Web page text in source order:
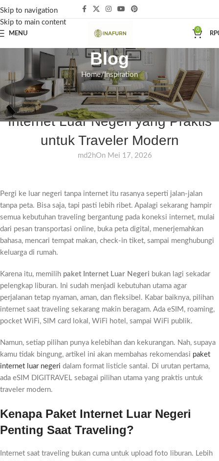
Skip to navigation
Skip to main content
MENU
0
RP
Blog
Home Inspiration
INSPIRATION
7 Rekomendasi Terbaik Paket
Internet Luar Negeri yang Praktis
untuk Traveler Modern
md2hOn Mei 17, 2026
Pergi ke luar negeri tanpa internet itu rasanya seperti jalan-jalan
tanpa peta. Bisa saja, tapi pasti lebih ribet. Apalagi sekarang hampir
semua kebutuhan traveling bergantung pada koneksi internet, mulai
dari pesan transportasi online, buka peta digital, menerjemahkan
bahasa, mencari tempat makan, check-in tiket, sampai menghubungi
keluarga di rumah.
Karena itu, memilih paket Internet Luar Negeri bukan lagi sekadar
pelengkap liburan. Ini sudah menjadi kebutuhan utama agar
perjalanan tetap nyaman, aman, dan fleksibel. Kabar baiknya, pilihan
internet saat traveling sekarang makin beragam. Ada eSIM, roaming,
pocket WiFi, SIM card lokal, WiFi hotel, sampai WiFi publik.
Namun, setiap pilihan punya kelebihan dan kekurangan. Nah, supaya
kamu tidak bingung, artikel ini akan membahas rekomendasi paket
internet luar negeri dalam format listicle santai. Di urutan pertama,
ada eSIM DIGITRAVEL sebagai pilihan utama yang praktis untuk
traveler modern.
Kenapa Paket Internet Luar Negeri
Penting Saat Traveling?
Internet saat traveling bukan cuma untuk upload foto liburan. Lebih